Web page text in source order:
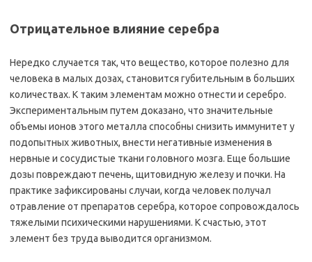
Отрицательное влияние серебра
Нередко случается так, что вещество, которое полезно для
человека в малых дозах, становится губительным в больших
количествах. К таким элементам можно отнести и серебро.
Экспериментальным путем доказано, что значительные
объемы ионов этого металла способны снизить иммунитет у
подопытных животных, внести негативные изменения в
нервные и сосудистые ткани головного мозга. Еще большие
дозы повреждают печень, щитовидную железу и почки. На
практике зафиксированы случаи, когда человек получал
отравление от препаратов серебра, которое сопровождалось
тяжелыми психическими нарушениями. К счастью, этот
элемент без труда выводится организмом.